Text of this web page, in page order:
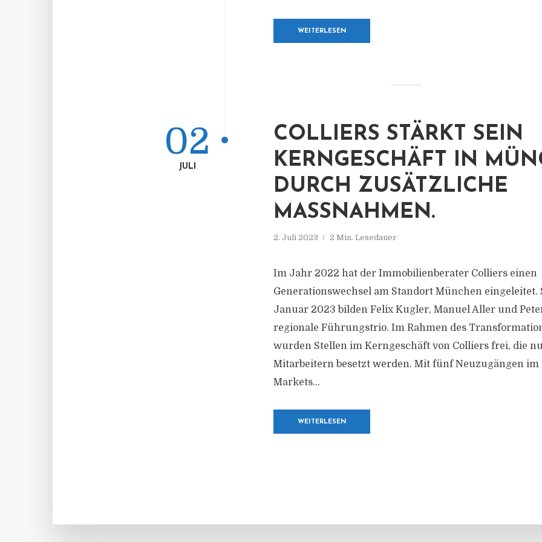
WEITERLESEN
COLLIERS STÄRKT SEIN
KERNGESCHÄFT IN
DURCH ZUSÄTZLICHE
MASSNAHMEN.
2. Juli 2023 2 Min. Lesedauer
02
JULI
Im Jahr 2022 hat der Immobilienberater Colliers einen
Generationswechsel am Standort München eingeleitet.
Januar 2023 bilden Felix Kugler, Manuel Aller und
regionale Führungstrio. Im Rahmen des
wurden Stellen im Kerngeschäft von Colliers frei, die
Mitarbeitern besetzt werden. Mit fünf Neuzugängen im
Markets...
WEITERLESEN